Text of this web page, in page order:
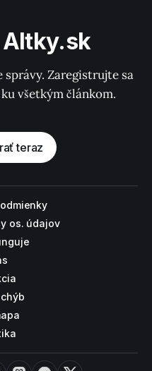
správy. Zaregistrujte sa
všetkým článkom.
teraz
os. údajov